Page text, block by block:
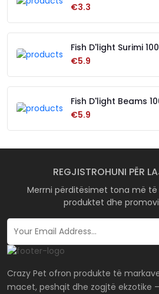
€3.3
Fish D'light Surimi
€5.9
Fish D'light Beams
€5.9
Crazy Pet ofron produkte të
macet, peshqit dhe zogjtë ekzotike
REGJISTROHUNI PËR
Merrni përditësimet tona më
produktet dhe